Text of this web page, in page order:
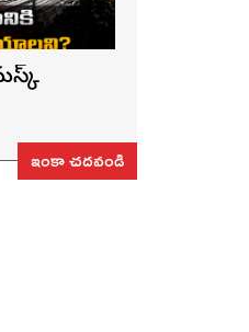
ఇంకా చదవండి